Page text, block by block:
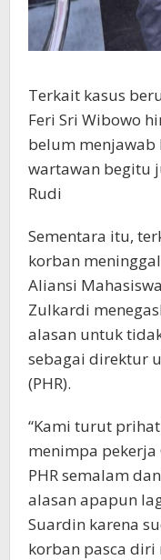
Terkait kasus
Feri Sri Wibowo
belum
wartawan begitu
Rudi
Sementara itu,
korban
Aliansi
Zulkardi
alasan untuk
sebagai direktur
(PHR).
“Kami turut
menimpa pekerja
PHR semalam
alasan apapun
Suardin karena
korban pasca